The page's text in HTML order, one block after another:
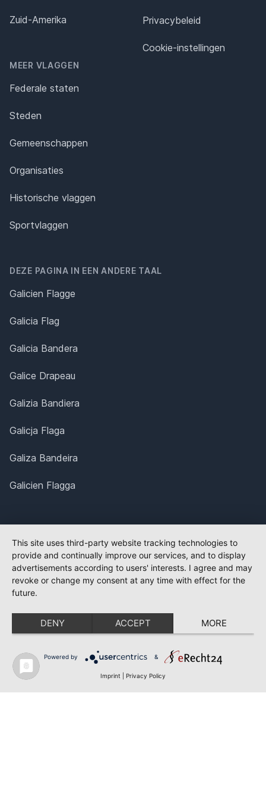
Zuid-Amerika
MEER VLAGGEN
Federale staten
Steden
Gemeenschappen
Organisaties
Historische vlaggen
Sportvlaggen
Privacybeleid
Cookie-instellingen
DEZE PAGINA IN EEN ANDERE TAAL
Galicien Flagge
Galicia Flag
Galicia Bandera
Galice Drapeau
Galizia Bandiera
Galicja Flaga
Galiza Bandeira
Galicien Flagga
This site uses third-party website tracking technologies to
provide and continually improve our services, and to display
advertisements according to users' interests. I agree and may
revoke or change my consent at any time with effect for the
future.
DENY ACCEPT MORE
Powered by &
Imprint Privacy Policy